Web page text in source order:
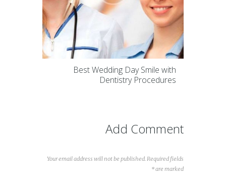
Best Wedding Day Smile with
Dentistry Procedures
Add Comment
Your email address will not be published. Required fields
are marked *